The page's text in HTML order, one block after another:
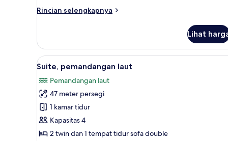
Rincian selengkapnya
Rincian
Kamar
Double
Superior,
pemandangan
kebun
Lihat
Lihat
semua
foto
untuk
Suite,
pemandangan
laut
Suite, pemandangan laut |
6
Suite, pemandangan laut
Pemandangan laut
47 meter persegi
1 kamar tidur
Kapasitas 4
2 twin dan 1 tempat tidur sofa double